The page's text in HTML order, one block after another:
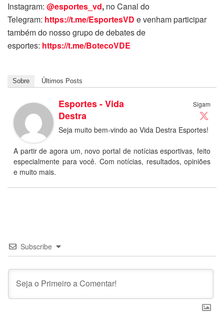
Instagram: @esportes_vd, no Canal do
Telegram: https://t.me/EsportesVD e venham participar
também do nosso grupo de debates de
esportes: https://t.me/BotecoVDE
Sobre Últimos Posts
Sigam
Esportes - Vida
Destra
Seja muito bem-vindo ao Vida Destra Esportes!
A partir de agora um, novo portal de notícias esportivas, feito
especialmente para você. Com notícias, resultados, opiniões
e muito mais.
Subscribe